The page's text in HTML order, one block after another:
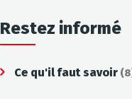
Restez informé
Ce qu'il faut savoir